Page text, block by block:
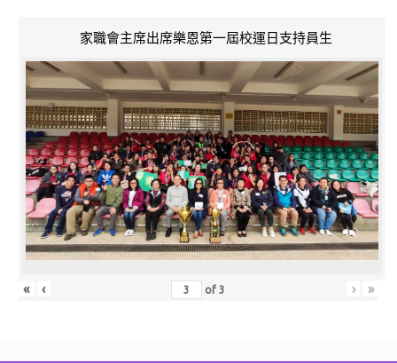
家職會主席出席樂恩第一屆校運日支持員生
« ‹ of3 › »